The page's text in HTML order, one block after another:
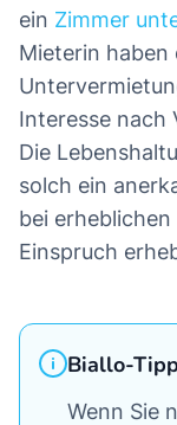
ein Zimmer
Mieterin haben
Interesse nach
Die
solch ein
bei
Einspruch
Biallo-Tipp
Wenn Sie